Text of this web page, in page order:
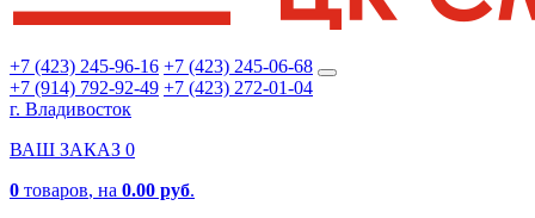
+7 (423) 245-96-16 +7 (423) 245-06-68
+7 (914) 792-92-49 +7 (423) 272-01-04
г. Владивосток
ВАШ ЗАКАЗ 0
0 товаров, на 0.00 руб.